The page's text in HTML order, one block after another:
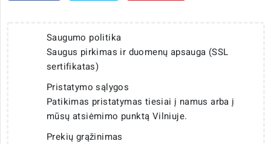
Saugumo politika
Saugus pirkimas ir duomenų apsauga (SSL
sertifikatas)
Pristatymo sąlygos
Patikimas pristatymas tiesiai į namus arba į
mūsų atsiėmimo punktą Vilniuje.
Prekių grąžinimas